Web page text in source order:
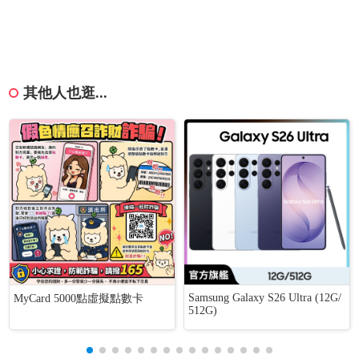
其他人也逛...
MyCard 5000點虛擬點數卡
Samsung Galaxy S26 Ultra (12G/
512G)